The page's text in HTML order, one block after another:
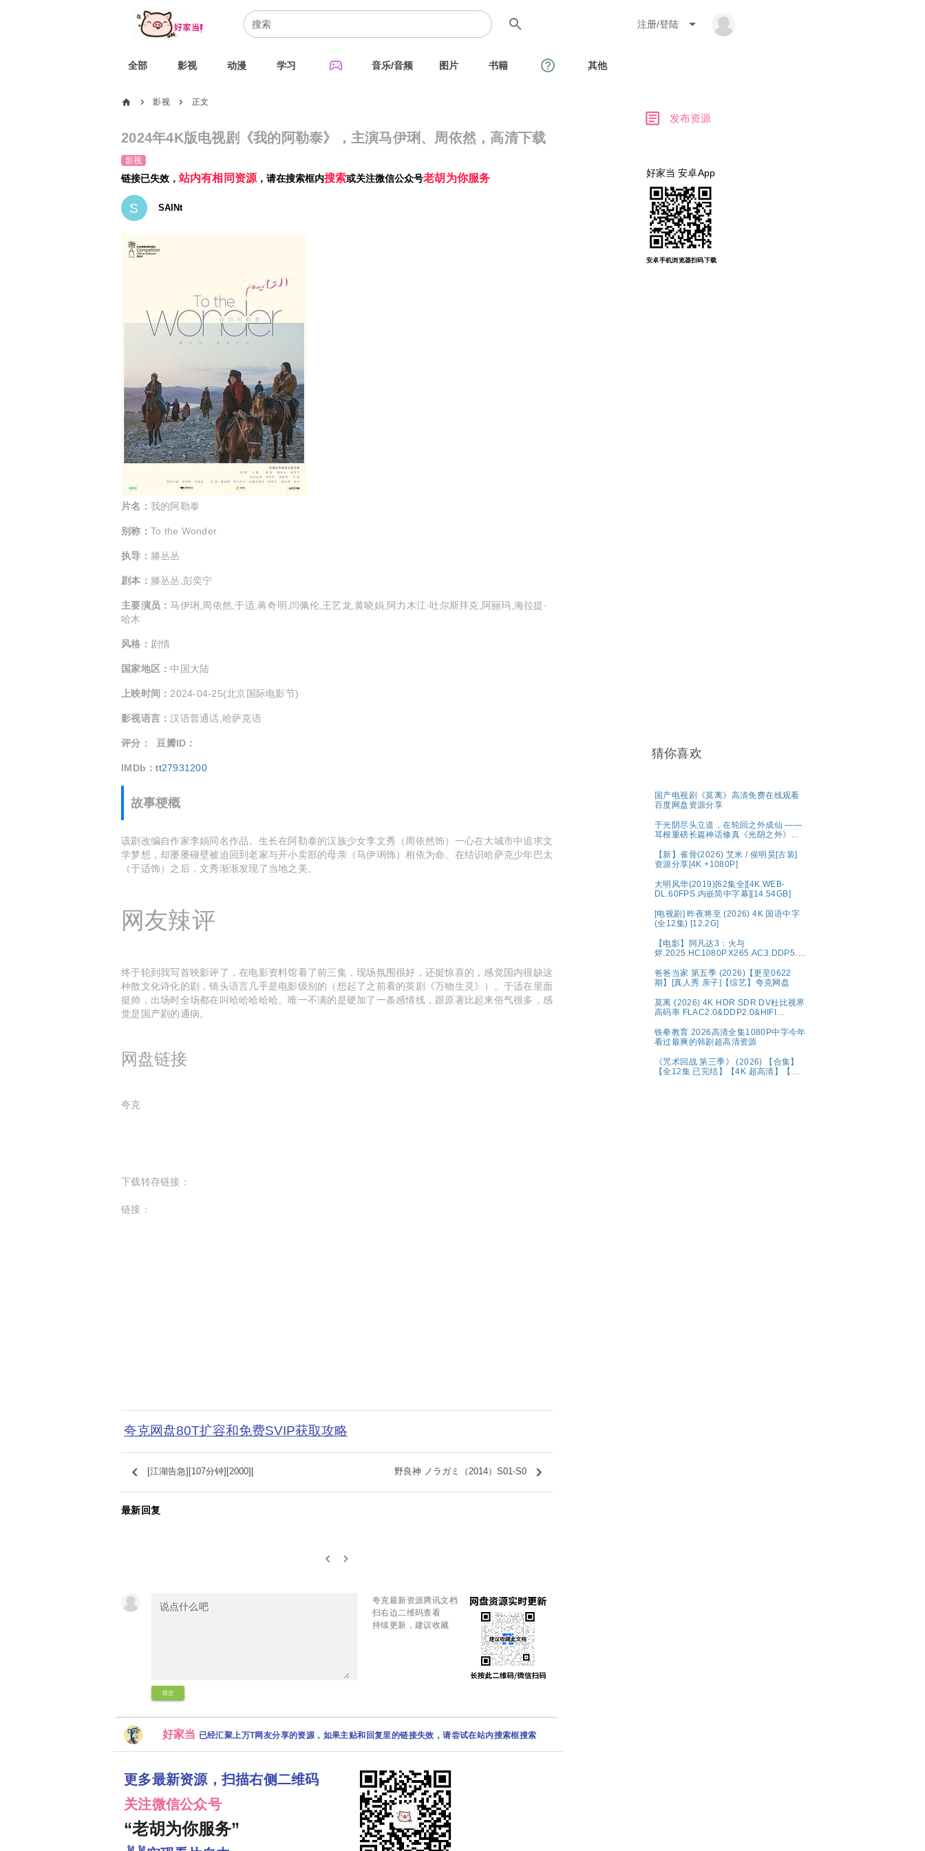
search 注册/登陆 arrow_drop_down
全部 影视 动漫 学习 sports_esports 音乐/音频 图片 书籍 help_outline 其他
home chevron_right 影视 chevron_right 正文
2024年4K版电视剧《我的阿勒泰》，主演马伊琍、周依然，高清下载
影视
链接已失效，站内有相同资源，请在搜索框内搜索或关注微信公众号老胡为你服务
S SAINt
片名： 我的阿勒泰
别称： To the Wonder
执导： 滕丛丛
剧本： 滕丛丛,彭奕宁
主要演员： 马伊琍,周依然,于适,蒋奇明,闫佩伦,王艺龙,黄晓娟,阿力木江·吐尔斯拜克,阿丽玛,海拉提·
哈木
风格： 剧情
国家地区： 中国大陆
上映时间： 2024-04-25(北京国际电影节)
影视语言：汉语普通话,哈萨克语
评分： 豆瓣ID：
IMDb：tt27931200
故事梗概
该剧改编自作家李娟同名作品。生长在阿勒泰的汉族少女李文秀（周依然饰）一心在大城市中追求文
学梦想，却屡屡碰壁被迫回到老家与开小卖部的母亲（马伊琍饰）相依为命。在结识哈萨克少年巴太
（于适饰）之后，文秀渐渐发现了当地之美。
网友辣评
终于轮到我写首映影评了，在电影资料馆看了前三集，现场氛围很好，还挺惊喜的，感觉国内很缺这
种散文化诗化的剧，镜头语言几乎是电影级别的（想起了之前看的英剧《万物生灵》）。于适在里面
挺帅，出场时全场都在叫哈哈哈哈哈。唯一不满的是硬加了一条感情线，跟原著比起来俗气很多，感
觉是国产剧的通病。
网盘链接
夸克
下载转存链接：
链接：
夸克网盘80T扩容和免费SVIP获取攻略
keyboard_arrow_left [江湖告急][107分钟][2000][ 野良神 ノラガミ（2014）S01-S0 keyboard_arrow_right
最新回复
keyboard_arrow_left keyboard_arrow_right
提交
夸克最新资源腾讯文档
扫右边二维码查看
持续更新，建议收藏
好家当 已经汇聚上万T网友分享的资源，如果主贴和回复里的链接失效，请尝试在站内搜索框搜索
更多最新资源，扫描右侧二维码
关注微信公众号
“老胡为你服务”
article 发布资源
好家当 安卓App
安卓手机浏览器扫码下载
猜你喜欢
国产电视剧《莫离》高清免费在线观看
百度网盘资源分享
于光阴尽头立道，在轮回之外成仙 ——
耳根重磅长篇神话修真《光阴之外》典
【新】雀骨(2026) 艾米 / 侯明昊[古装]
资源分享[4K +1080P]
大明风华(2019)[62集全][4K.WEB-
DL.60FPS.内嵌简中字幕][14.54GB]
[电视剧] 昨夜将至 (2026) 4K 国语中字
(全12集) [12.2G]
【电影】阿凡达3：火与
烬.2025.HC1080P.X265.AC3.DDP5.1.
爸爸当家 第五季 (2026)【更至0622
期】[真人秀 亲子]【综艺】夸克网盘
莫离‎ (2026) 4K HDR SDR DV杜比视界
高码率 FLAC2.0&DDP2.0&HIFI
6GB】
铁拳教育 2026高清全集1080P中字今年
看过最爽的韩剧超高清资源
《咒术回战 第三季》 (2026) 【合集】
【全12集 已完结】【4K 超高清】【内